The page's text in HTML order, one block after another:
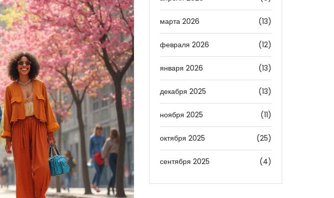
марта 2026 (13)
февраля 2026 (12)
января 2026 (13)
декабря 2025 (13)
ноября 2025 (11)
октября 2025 (25)
сентября 2025 (4)